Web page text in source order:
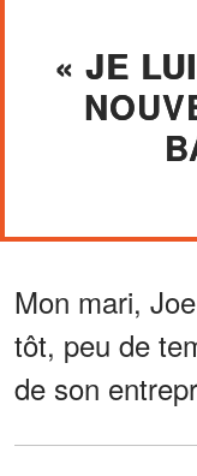
« JE
Mon mari,
tôt, peu de
de son